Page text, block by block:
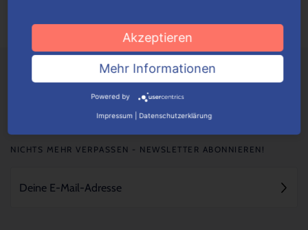
NICHTS MEHR VERPASSEN - NEWSLETTER ABONNIEREN!
Akzeptieren
Mehr Informationen
Powered by
Impressum Datenschutzerklärung